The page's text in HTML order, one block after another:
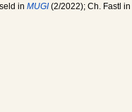
in MUGI(2/2022); Ch. Fastl in